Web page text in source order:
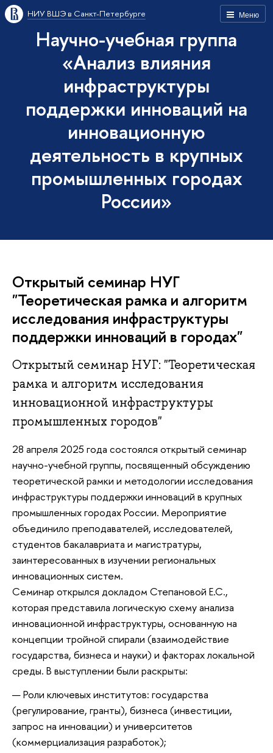
Меню
НИУ ВШЭ в Санкт-Петербурге
Научно-учебная группа
«Анализ влияния
инфраструктуры
поддержки инноваций на
инновационную
деятельность в крупных
промышленных городах
России»
Открытый семинар НУГ
"Теоретическая рамка и алгоритм
исследования инфраструктуры
поддержки инноваций в городах"
Открытый семинар НУГ: "Теоретическая
рамка и алгоритм исследования
инновационной инфраструктуры
промышленных городов"
28 апреля 2025 года состоялся открытый семинар
научно-учебной группы, посвященный обсуждению
теоретической рамки и методологии исследования
инфраструктуры поддержки инноваций в крупных
промышленных городах России. Мероприятие
объединило преподавателей, исследователей,
студентов бакалавриата и магистратуры,
заинтересованных в изучении региональных
инновационных систем.
Семинар открылся докладом Степановой Е.С.,
которая представила логическую схему анализа
инновационной инфраструктуры, основанную на
концепции тройной спирали (взаимодействие
государства, бизнеса и науки) и факторах локальной
среды. В выступлении были раскрыты:
Роли ключевых институтов: государства
(регулирование, гранты), бизнеса (инвестиции,
запрос на инновации) и университетов
(коммерциализация разработок);